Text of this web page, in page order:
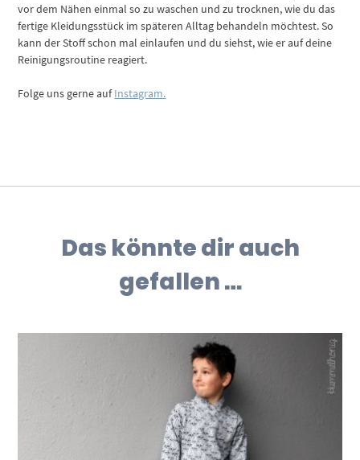
vor dem Nähen einmal so zu waschen und zu trocknen, wie du das
fertige Kleidungsstück im späteren Alltag behandeln möchtest. So
kann der Stoff schon mal einlaufen und du siehst, wie er auf deine
Reinigungsroutine reagiert.
Folge uns gerne aufInstagram.
Das könnte dir auch
gefallen …